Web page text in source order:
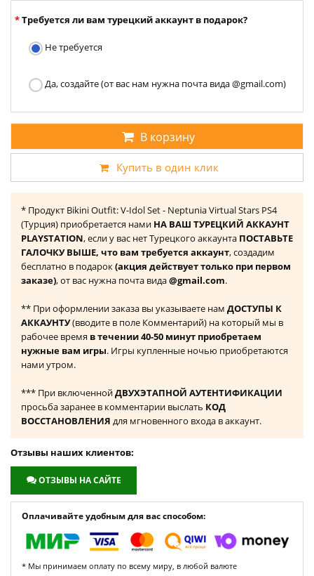
Требуется ли вам турецкий аккаунт в подарок?
Не требуется
Да, создайте (от вас нам нужна почта вида @gmail.com)
В корзину
Купить в один клик
* Продукт Bikini Outfit: V-Idol Set - Neptunia Virtual Stars PS4
(Турция) приобретается нами НА ВАШ ТУРЕЦКИЙ АККАУНТ
PLAYSTATION, если у вас нет Турецкого аккаунта ПОСТАВЬТЕ
ГАЛОЧКУ ВЫШЕ, что вам требуется аккаунт, создадим
бесплатно в подарок(акция действует только при первом
заказе), от вас нужна почта вида@gmail.com.
** При оформлении заказа вы указываете нам ДОСТУПЫ К
АККАУНТУ(вводите в поле Комментарий) на который мы в
рабочее время в течении 40-50 минут приобретаем
нужные вам игры. Игры купленные ночью приобретаются
нами утром.
*** При включеннойДВУХЭТАПНОЙ АУТЕНТИФИКАЦИИ
просьба заранее в комментарии выслать КОД
ВОССТАНОВЛЕНИЯ для мгновенного входа в аккаунт.
Отзывы наших клиентов:
ОТЗЫВЫ НА САЙТЕ
Оплачивайте удобным для вас способом:
* Мы принимаем оплату по всему миру, в любой валюте